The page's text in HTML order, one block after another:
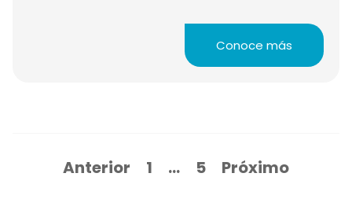
Conoce más
Anterior 1 … 5 Próximo